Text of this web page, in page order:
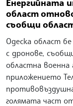
Енергийната
област
съобщи
Одеска област
с дронове,
областна
приложението
голямата част